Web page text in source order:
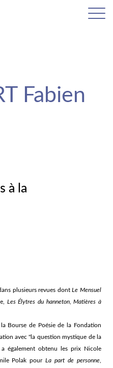
Fabien
à la
plusieurs revues dontLe Mensuel
Les Élytres du hanneton,Matières à
Bourse de Poésie de la Fondation
avec "la question mystique de la
également obtenu les prix Nicole
Polak pourLa part de personne,